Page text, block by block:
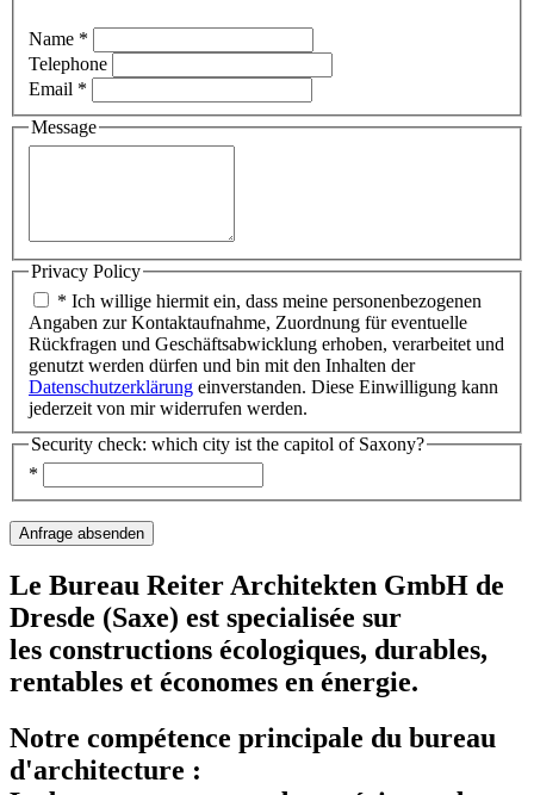
Name *
Telephone
Email *
Message
Privacy Policy
* Ich willige hiermit ein, dass meine personenbezogenen
Angaben zur Kontaktaufnahme, Zuordnung für eventuelle
Rückfragen und Geschäftsabwicklung erhoben, verarbeitet und
genutzt werden dürfen und bin mit den Inhalten der
Datenschutzerklärung einverstanden. Diese Einwilligung kann
jederzeit von mir widerrufen werden.
Security check: which city ist the capitol of Saxony?
*
Le Bureau Reiter Architekten GmbH de
Dresde (Saxe) est specialisée sur
les constructions écologiques, durables,
rentables et économes en énergie.
Notre compétence principale du bureau
d'architecture :